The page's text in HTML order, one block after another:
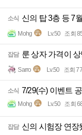
소식 신의 탑 3층 등 7
Mohg Lv.50 조회
잡담 룬 상자 가격이
Sarro Lv.50 조회
소식 7/29(수) 이벤트
Mohg Lv.50 조회
잡담 신의 시험장 연장